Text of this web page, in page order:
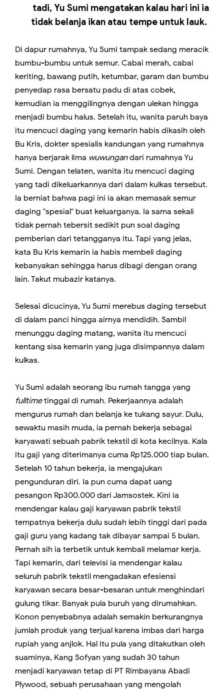
tadi, Yu Sumi mengatakan kalau hari ini ia
tidak belanja ikan atau tempe untuk lauk.
Di dapur rumahnya, Yu Sumi tampak sedang meracik
bumbu-bumbu untuk semur. Cabai merah, cabai
keriting, bawang putih, ketumbar, garam dan bumbu
penyedap rasa bersatu padu di atas cobek,
kemudian ia menggilingnya dengan ulekan hingga
menjadi bumbu halus. Setelah itu, wanita paruh baya
itu mencuci daging yang kemarin habis dikasih oleh
Bu Kris, dokter spesialis kandungan yang rumahnya
hanya berjarak lima wuwungandari rumahnya Yu
Sumi. Dengan telaten, wanita itu mencuci daging
yang tadi dikeluarkannya dari dalam kulkas tersebut.
Ia berniat bahwa pagi ini ia akan memasak semur
daging "spesial" buat keluarganya. Ia sama sekali
tidak pernah tebersit sedikit pun soal daging
pemberian dari tetangganya itu. Tapi yang jelas,
kata Bu Kris kemarin ia habis membeli daging
kebanyakan sehingga harus dibagi dengan orang
lain. Takut mubazir katanya.
Selesai dicucinya, Yu Sumi merebus daging tersebut
di dalam panci hingga airnya mendidih. Sambil
menunggu daging matang, wanita itu mencuci
kentang sisa kemarin yang juga disimpannya dalam
kulkas.
Yu Sumi adalah seorang ibu rumah tangga yang
fulltimetinggal di rumah. Pekerjaannya adalah
mengurus rumah dan belanja ke tukang sayur. Dulu,
sewaktu masih muda, ia pernah bekerja sebagai
karyawati sebuah pabrik tekstil di kota kecilnya. Kala
itu gaji yang diterimanya cuma Rp125.000 tiap bulan.
Setelah 10 tahun bekerja, ia mengajukan
pengunduran diri. Ia pun cuma dapat uang
pesangon Rp300.000 dari Jamsostek. Kini ia
mendengar kalau gaji karyawan pabrik tekstil
tempatnya bekerja dulu sudah lebih tinggi dari pada
gaji guru yang kadang tak dibayar sampai 5 bulan.
Pernah sih ia terbetik untuk kembali melamar kerja.
Tapi kemarin, dari televisi ia mendengar kalau
seluruh pabrik tekstil mengadakan efesiensi
karyawan secara besar-besaran untuk menghindari
gulung tikar. Banyak pula buruh yang dirumahkan.
Konon penyebabnya adalah semakin berkurangnya
jumlah produk yang terjual karena imbas dari harga
rupiah yang anjlok. Hal itu pula yang ditakutkan oleh
suaminya, Kang Sofyan yang sudah 30 tahun
menjadi karyawan tetap di PT Rimbayana Abadi
Plywood, sebuah perusahaan yang mengolah